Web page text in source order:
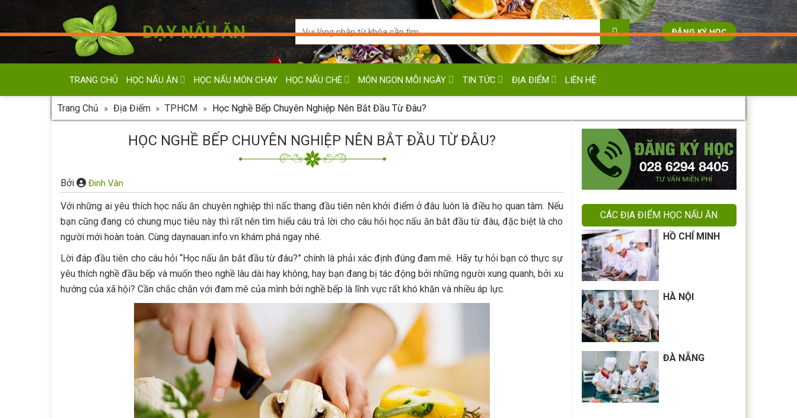
content
DẠY NẤU ĂN ĐĂNG KÝ HỌC
TRANG CHỦ HỌC NẤU ĂN HỌC NẤU MÓN CHAY HỌC NẤU CHÈ MÓN NGON MỖI NGÀY TIN TỨC ĐỊA ĐIỂM LIÊN HỆ
Trang Chủ » Địa Điểm » TPHCM » Học Nghề Bếp Chuyên Nghiệp Nên Bắt Đầu Từ Đâu?
HỌC NGHỀ BẾP CHUYÊN NGHIỆP NÊN BẮT ĐẦU TỪ ĐÂU?
Bởi Đinh Vân
Với những ai yêu thích học nấu ăn chuyên nghiệp thì nấc thang đầu tiên nên khởi điểm ở đâu luôn là điều họ quan tâm. Nếu
bạn cũng đang có chung mục tiêu này thì rất nên tìm hiểu câu trả lời cho câu hỏi học nấu ăn bắt đầu từ đâu, đặc biệt là cho
người mới hoàn toàn. Cùng daynauan.info.vn khám phá ngay nhé.
Lời đáp đầu tiên cho câu hỏi “Học nấu ăn bắt đầu từ đâu?” chính là phải xác định đúng đam mê. Hãy tự hỏi bạn có thực sự
yêu thích nghề đầu bếp và muốn theo nghề lâu dài hay không, hay bạn đang bị tác động bởi những người xung quanh, bởi xu
hướng của xã hội? Cần chắc chắn với đam mê của mình bởi nghề bếp là lĩnh vực rất khó khăn và nhiều áp lực.
CÁC ĐỊA ĐIỂM HỌC NẤU ĂN
HỒ CHÍ MINH
HÀ NỘI
ĐÀ NẴNG